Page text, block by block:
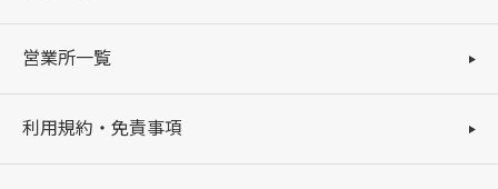
営業所一覧
利用規約・免責事項